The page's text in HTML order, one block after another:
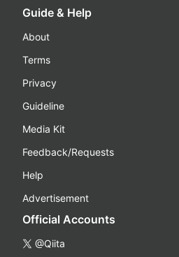
Guide & Help
About
Terms
Privacy
Guideline
Media Kit
Feedback/Requests
Help
Advertisement
Official Accounts
@Qiita